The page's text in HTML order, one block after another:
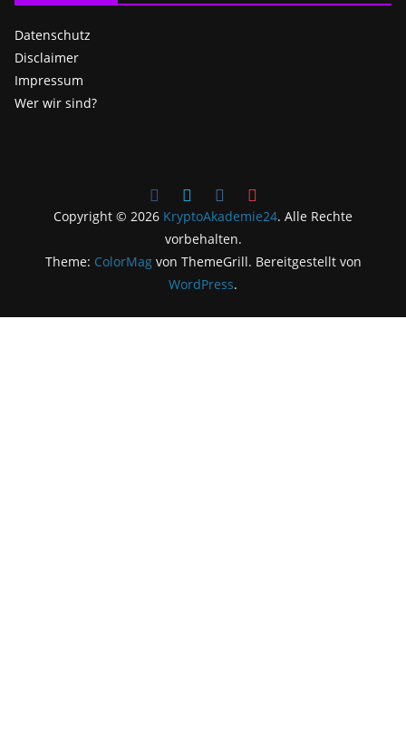
Datenschutz
Disclaimer
Impressum
Wer wir sind?
Copyright © 2026 KryptoAkademie24. Alle Rechte
vorbehalten.
Theme: ColorMagvon ThemeGrill. Bereitgestellt von
WordPress.